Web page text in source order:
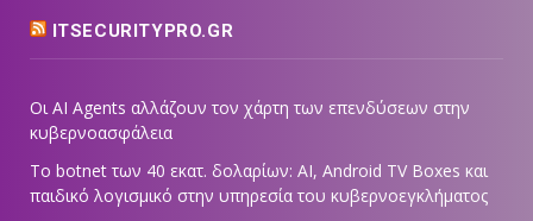
ITSECURITYPRO.GR
Οι AI Agents αλλάζουν τον χάρτη των επενδύσεων στην
κυβερνοασφάλεια
Το botnet των 40 εκατ. δολαρίων: AI, Android TV Boxes και
παιδικό λογισμικό στην υπηρεσία του κυβερνοεγκλήματος